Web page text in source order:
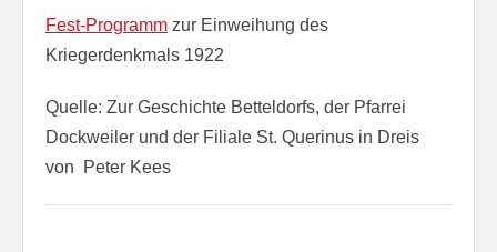
Fest-Programm zur Einweihung des
Kriegerdenkmals 1922
Quelle: Zur Geschichte Betteldorfs, der Pfarrei
Dockweiler und der Filiale St. Querinus in Dreis
von Peter Kees